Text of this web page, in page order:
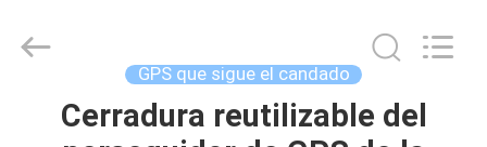
HOGAR
Technology
GPS que sigue el candado
Cerradura reutilizable del